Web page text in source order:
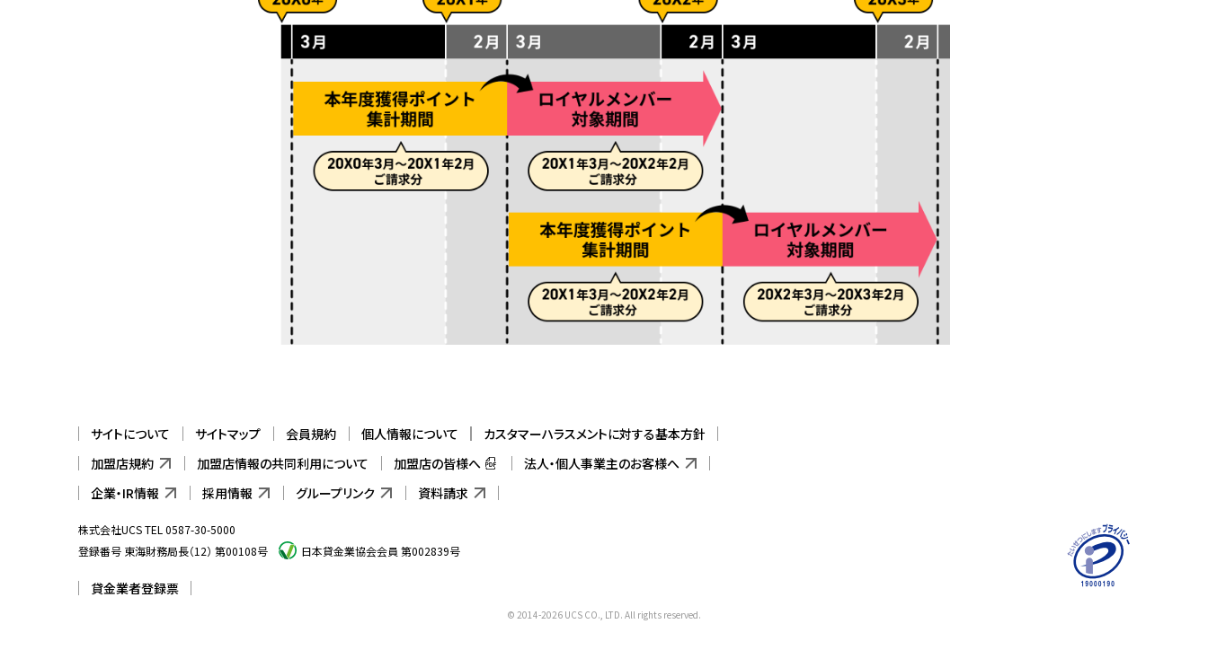
サイトについて サイトマップ 会員規約 個人情報について
カスタマーハラスメントに対する基本方針
加盟店規約
加盟店情報の共同利用について 加盟店の皆様へ
法人・個人事業主のお客様へ
企業・IR情報
採用情報 グループリンク 資料請求
株式会社UCS TEL 0587-30-5000
登録番号 東海財務局長（12） 第00108号
日本貸金業協会会員 第002839号
貸金業者登録票
© 2014-2026 UCS CO., LTD. All rights reserved.